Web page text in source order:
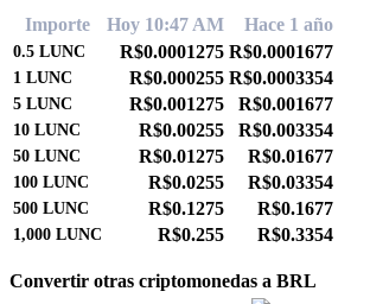
Importe Hoy 10:47 AM Hace 1 año
0.5 LUNC R$0.0001275 R$0.0001677
1 LUNC R$0.000255 R$0.0003354
5 LUNC R$0.001275 R$0.001677
10 LUNC R$0.00255 R$0.003354
50 LUNC R$0.01275 R$0.01677
100 LUNC R$0.0255 R$0.03354
500 LUNC R$0.1275 R$0.1677
1,000 LUNC R$0.255 R$0.3354
Convertir otras criptomonedas a BRL